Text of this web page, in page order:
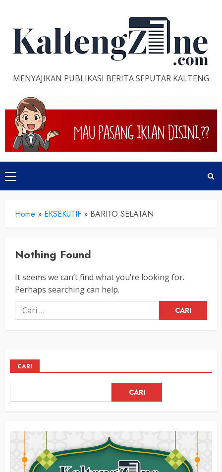
content
MENYAJIKAN PUBLIKASI BERITA SEPUTAR KALTENG
Primary
Menu
Home » EKSEKUTIF » BARITO SELATAN
Nothing Found
It seems we can’t find what you’re looking for.
Perhaps searching can help.
Cari
untuk:
CARI
CARI